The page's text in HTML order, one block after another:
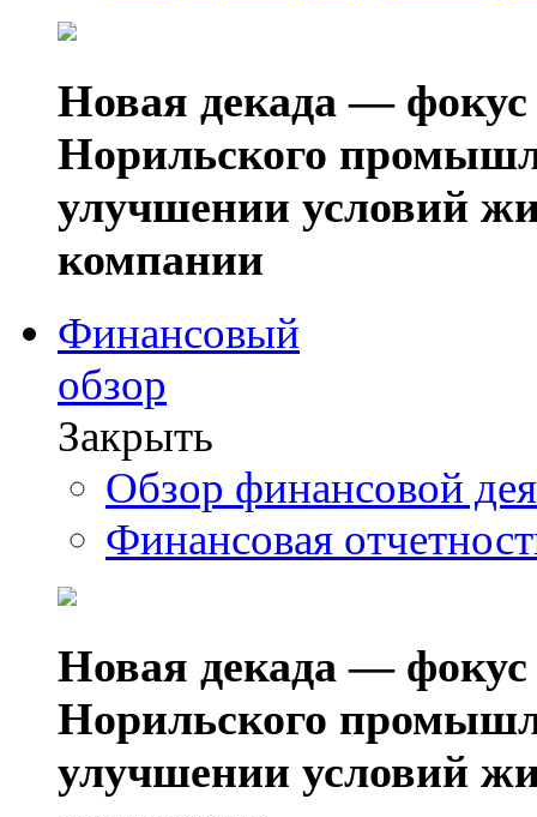
Новая декада — фокус
Норильского
улучшении условий
компании
Финансовый
обзор
Закрыть
Обзор финансовой
Финансовая
Новая декада — фокус
Норильского
улучшении условий